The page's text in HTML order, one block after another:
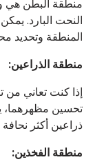
منطقة البطن هي
النحت البارد.
المنطقة وتحديد
منطقة الذراعين:
إذا كنت تعاني
تحسين مظهرهما،
ذراعين أكثر نحافة
منطقة الفخذين: